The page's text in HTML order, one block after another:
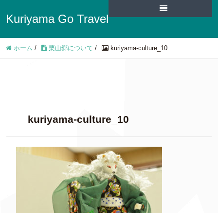
Kuriyama Go Travel
ホーム / 栗山郷について / kuriyama-culture_10
kuriyama-culture_10